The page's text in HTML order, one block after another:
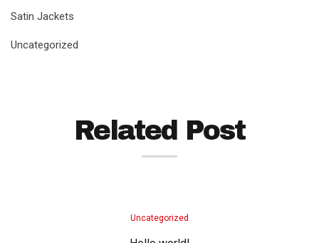
Satin Jackets
Uncategorized
Related Post
Posted
Uncategorized